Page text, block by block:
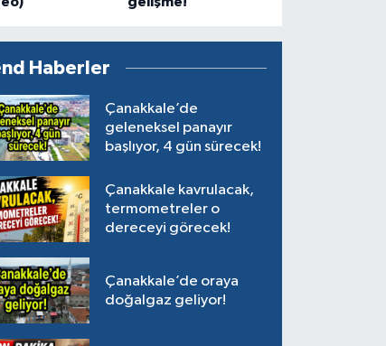
Haberler
Çanakkale’de
geleneksel panayır
başlıyor, 4 gün sürecek!
Çanakkale kavrulacak,
termometreler o
dereceyi görecek!
Çanakkale’de oraya
doğalgaz geliyor!